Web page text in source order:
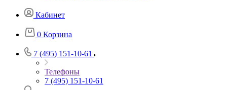
Кабинет
0 Корзина
7 (495) 151-10-61
Телефоны
7 (495) 151-10-61